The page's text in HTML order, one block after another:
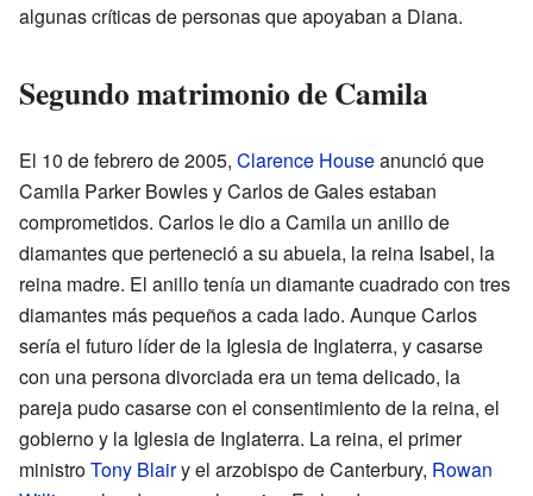
algunas críticas de personas que apoyaban a Diana.
Segundo matrimonio de Camila
El 10 de febrero de 2005, Clarence Houseanunció que
Camila Parker Bowles y Carlos de Gales estaban
comprometidos. Carlos le dio a Camila un anillo de
diamantes que perteneció a su abuela, la reina Isabel, la
reina madre. El anillo tenía un diamante cuadrado con tres
diamantes más pequeños a cada lado. Aunque Carlos
sería el futuro líder de la Iglesia de Inglaterra, y casarse
con una persona divorciada era un tema delicado, la
pareja pudo casarse con el consentimiento de la reina, el
gobierno y la Iglesia de Inglaterra. La reina, el primer
ministroTony Blairy el arzobispo de Canterbury, Rowan